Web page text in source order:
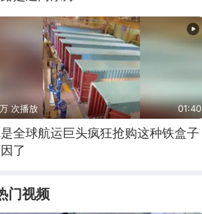
次播放 01:40
全球航运巨头疯狂抢购这种铁盒子
了
门视频